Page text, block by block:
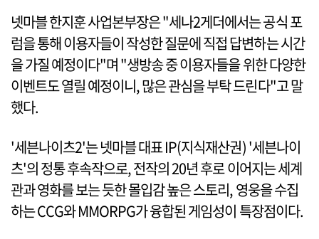
넷마블 한지훈 사업본부장은 "세나2게더에서는 공식 포
럼을 통해 이용자들이 작성한 질문에 직접 답변하는 시간
을 가질 예정이다"며 "생방송 중 이용자들을 위한 다양한
이벤트도 열릴 예정이니, 많은 관심을 부탁 드린다"고 말
했다.
'세븐나이츠2'는 넷마블 대표 IP(지식재산권) '세븐나이
츠'의 정통 후속작으로, 전작의 20년 후로 이어지는 세계
관과 영화를 보는 듯한 몰입감 높은 스토리, 영웅을 수집
하는 CCG와 MMORPG가 융합된 게임성이 특장점이다.